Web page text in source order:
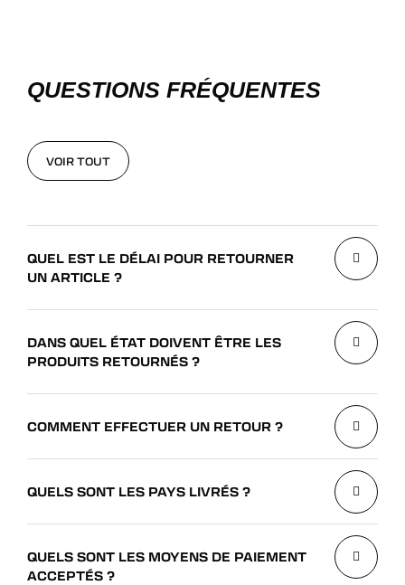
QUESTIONS FRÉQUENTES
VOIR TOUT
QUEL EST LE DÉLAI POUR RETOURNER
UN ARTICLE ?
DANS QUEL ÉTAT DOIVENT ÊTRE LES
PRODUITS RETOURNÉS ?
COMMENT EFFECTUER UN RETOUR ?
QUELS SONT LES PAYS LIVRÉS ?
QUELS SONT LES MOYENS DE PAIEMENT
ACCEPTÉS ?